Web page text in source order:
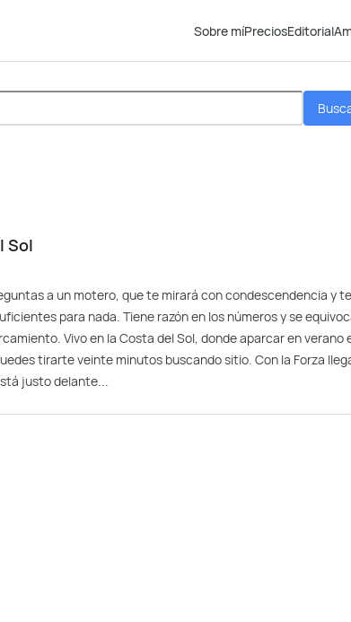
Sobre míPreciosEditorial
Sol
a un motero, que te mirará con condescendencia y te
para nada. Tiene razón en los números y se
Vivo en la Costa del Sol, donde aparcar en verano
tirarte veinte minutos buscando sitio. Con la Forza
justo delante...